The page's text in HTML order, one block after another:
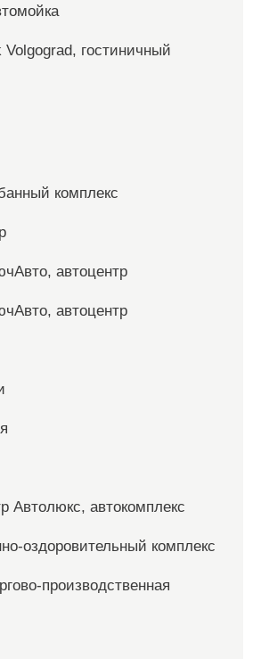
гостиничный
комплекс
автоцентр
автоцентр
Автолюкс, автокомплекс
оздоровительный комплекс
производственная